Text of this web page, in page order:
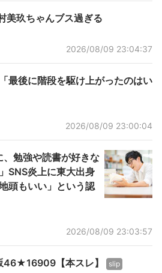
美玖ちゃんブス過ぎる
2026/08/09 23:04:37
最後に階段を駆け上がったのはい
2026/08/09 23:00:04
、勉強や読書が好きな
SNS炎上に東大出身
頭もいい」という認
2026/08/09 23:03:57
46★16909【本スレ】 slip